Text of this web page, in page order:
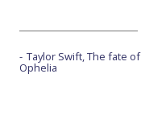
Taylor Swift, The fate of
Ophelia